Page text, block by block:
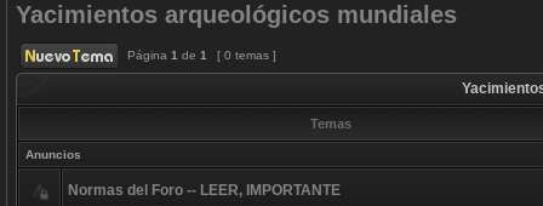
Yacimientos arqueológicos mundiales
Página 1 de 1 [ 0 temas ]
Temas
Anuncios
Normas del Foro -- LEER, IMPORTANTE